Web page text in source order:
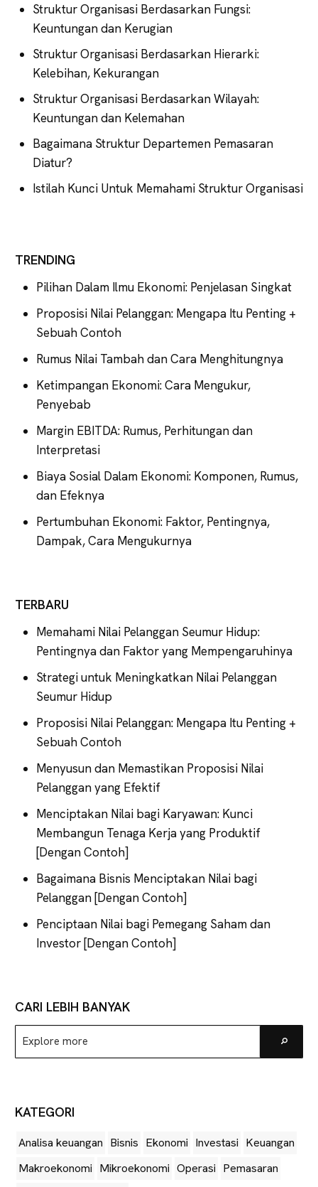
Struktur Organisasi Berdasarkan Fungsi:
Keuntungan dan Kerugian
Struktur Organisasi Berdasarkan Hierarki:
Kelebihan, Kekurangan
Struktur Organisasi Berdasarkan Wilayah:
Keuntungan dan Kelemahan
Bagaimana Struktur Departemen Pemasaran
Diatur?
Istilah Kunci Untuk Memahami Struktur Organisasi
TRENDING
Pilihan Dalam Ilmu Ekonomi: Penjelasan Singkat
Proposisi Nilai Pelanggan: Mengapa Itu Penting +
Sebuah Contoh
Rumus Nilai Tambah dan Cara Menghitungnya
Ketimpangan Ekonomi: Cara Mengukur,
Penyebab
Margin EBITDA: Rumus, Perhitungan dan
Interpretasi
Biaya Sosial Dalam Ekonomi: Komponen, Rumus,
dan Efeknya
Pertumbuhan Ekonomi: Faktor, Pentingnya,
Dampak, Cara Mengukurnya
TERBARU
Memahami Nilai Pelanggan Seumur Hidup:
Pentingnya dan Faktor yang Mempengaruhinya
Strategi untuk Meningkatkan Nilai Pelanggan
Seumur Hidup
Proposisi Nilai Pelanggan: Mengapa Itu Penting +
Sebuah Contoh
Menyusun dan Memastikan Proposisi Nilai
Pelanggan yang Efektif
Menciptakan Nilai bagi Karyawan: Kunci
Membangun Tenaga Kerja yang Produktif
[Dengan Contoh]
Bagaimana Bisnis Menciptakan Nilai bagi
Pelanggan [Dengan Contoh]
Penciptaan Nilai bagi Pemegang Saham dan
Investor [Dengan Contoh]
CARI LEBIH BANYAK
Explore
more
KATEGORI
Analisa keuangan Bisnis Ekonomi Investasi Keuangan
Makroekonomi Mikroekonomi Operasi Pemasaran